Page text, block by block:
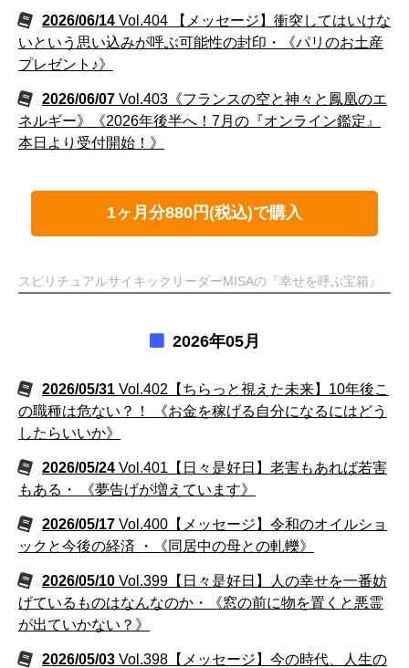
2026/06/14 Vol.404 【メッセージ】衝突してはいけな
いという思い込みが呼ぶ可能性の封印・《パリのお土産
プレゼント♪》
2026/06/07 Vol.403《フランスの空と神々と鳳凰のエ
ネルギー》《2026年後半へ！7月の『オンライン鑑定』
本日より受付開始！》
1ヶ月分880円(税込)で購入
スピリチュアルサイキックリーダーMISAの『幸せを呼ぶ宝箱』
2026年05月
2026/05/31 Vol.402【ちらっと視えた未来】10年後こ
の職種は危ない？！ 《お金を稼げる自分になるにはどう
したらいいか》
2026/05/24 Vol.401【日々是好日】老害もあれば若害
もある・ 《夢告げが増えています》
2026/05/17 Vol.400【メッセージ】令和のオイルショ
ックと今後の経済 ・《同居中の母との軋轢》
2026/05/10 Vol.399【日々是好日】人の幸せを一番妨
げているものはなんなのか・《窓の前に物を置くと悪霊
が出ていかない？》
2026/05/03 Vol.398【メッセージ】今の時代、人生の